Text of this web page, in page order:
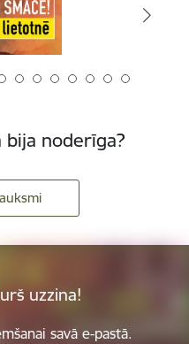
noderīga?
uzzina!
savā e-pastā.